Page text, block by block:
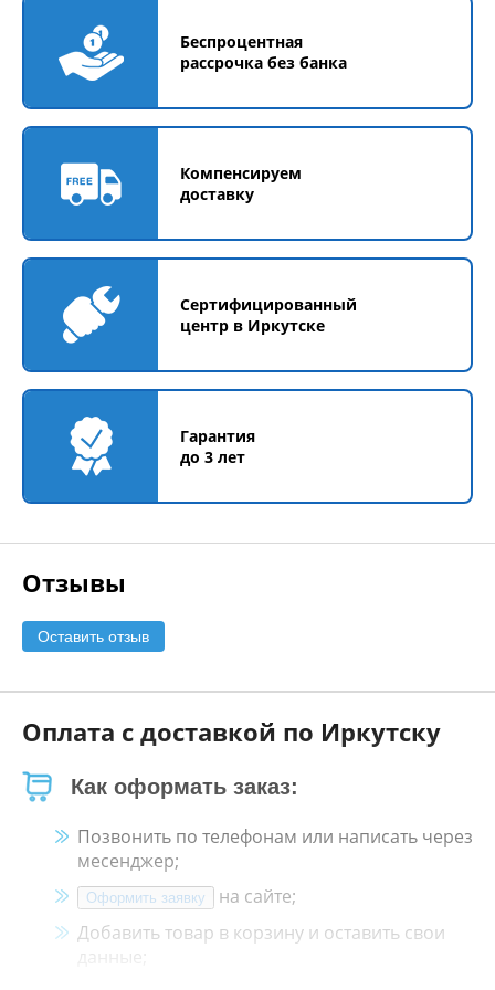
Беспроцентная
рассрочка без банка
Компенсируем
доставку
Сертифицированный
центр в Иркутске
Гарантия
до 3 лет
Отзывы
Оставить отзыв
Оплата с доставкой по Иркутску
Как оформать заказ:
Позвонить по телефонам или написать через
месенджер;
Оформить заявку
на сайте;
Добавить товар в корзину и оставить свои
данные;